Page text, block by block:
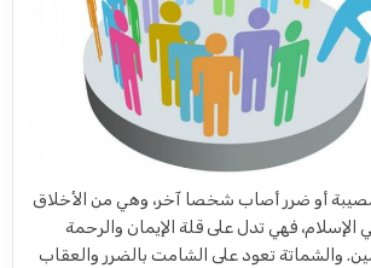
أو ضرر أصاب شخصا آخر، وهي من الأخلاق
الإسلام، فهي تدل على قلة الإيمان والرحمة
والشماتة تعود على الشامت بالضرر والعقاب